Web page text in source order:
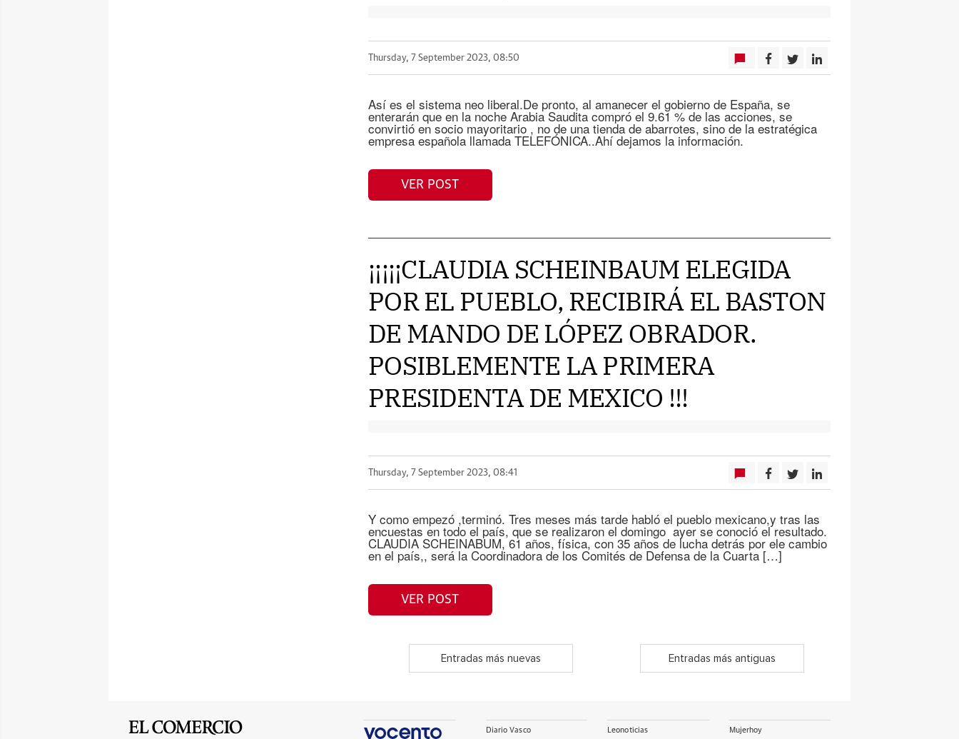
Thursday, 7 September 2023, 08:50
Así es el sistema neo liberal.De pronto, al amanecer el gobierno de España, se
enterarán que en la noche Arabia Saudita compró el 9.61 % de las acciones, se
convirtió en socio mayoritario , no de una tienda de abarrotes, sino de la estratégica
empresa española llamada TELEFÓNICA..Ahí dejamos la información.
VER POST
¡¡¡¡¡CLAUDIA SCHEINBAUM ELEGIDA
POR EL PUEBLO, RECIBIRÁ EL BASTON
DE MANDO DE LÓPEZ OBRADOR.
POSIBLEMENTE LA PRIMERA
PRESIDENTA DE MEXICO !!!
Thursday, 7 September 2023, 08:41
Y como empezó ,terminó. Tres meses más tarde habló el pueblo mexicano,y tras las
encuestas en todo el país, que se realizaron el domingo ayer se conoció el resultado.
CLAUDIA SCHEINABUM, 61 años, física, con 35 años de lucha detrás por ele cambio
en el país,, será la Coordinadora de los Comités de Defensa de la Cuarta […]
VER POST
Entradas más nuevas Entradas más antiguas
Diario Vasco Leonoticias Mujerhoy